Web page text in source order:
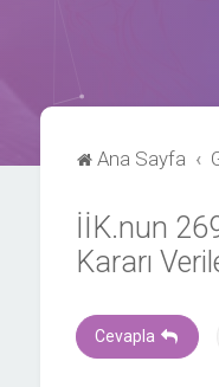
Ana Sayfa
İİK.nun
Kararı
Cevapla